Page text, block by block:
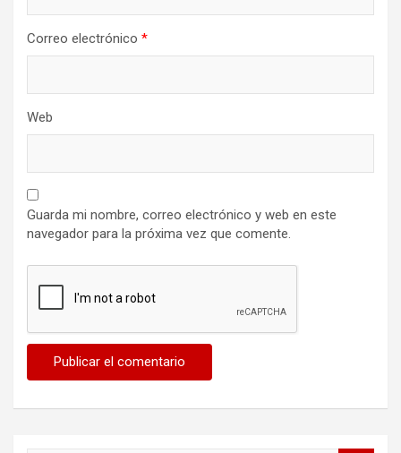
Correo electrónico *
Web
Guarda mi nombre, correo electrónico y web en este
navegador para la próxima vez que comente.